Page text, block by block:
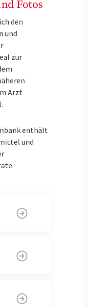
Fotos
den
und
zur
Arzt
enthält
und